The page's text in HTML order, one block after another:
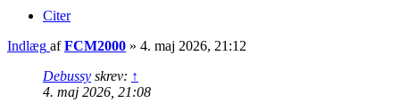
Citer
Indlæg afFCM2000 » 4. maj 2026, 21:12
Debussy skrev: ↑
4. maj 2026, 21:08